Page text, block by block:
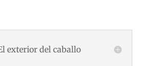
exterior del caballo